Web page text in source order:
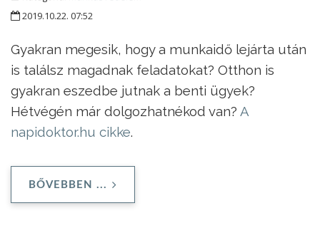
2019.10.22. 07:52
Gyakran megesik, hogy a munkaidő lejárta után
is találsz magadnak feladatokat? Otthon is
gyakran eszedbe jutnak a benti ügyek?
Hétvégén már dolgozhatnékod van? A
napidoktor.hu cikke.
BŐVEBBEN ...